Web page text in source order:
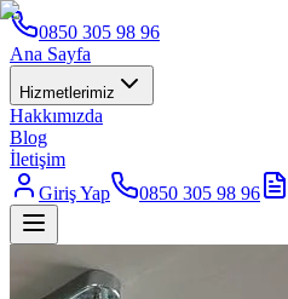
0850 305 98 96
Ana Sayfa
Hizmetlerimiz
Hakkımızda
Blog
İletişim
Giriş Yap
0850 305 98 96